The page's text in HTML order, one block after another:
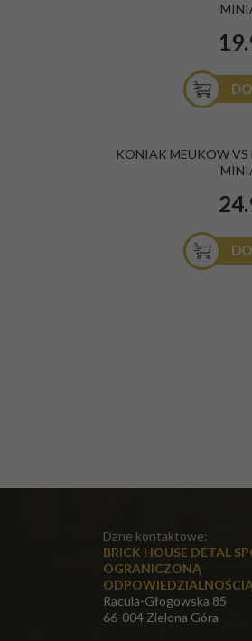
KONIAK MEUKOW VS
Dane kontaktowe:
BRICK HOUSE DETAL
OGRANICZONĄ
ODPOWIEDZIALNOŚCIĄ
Racula-Głogowska 85
66-004 Zielona Góra